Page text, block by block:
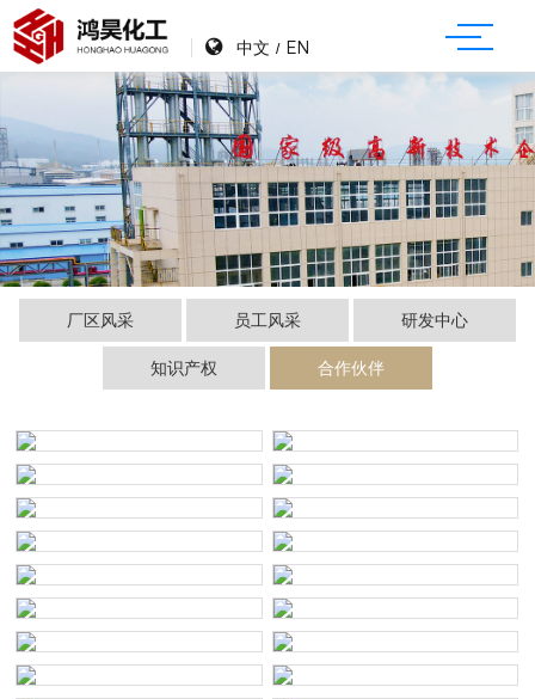
中文 / EN
厂区风采 员工风采 研发中心
知识产权 合作伙伴